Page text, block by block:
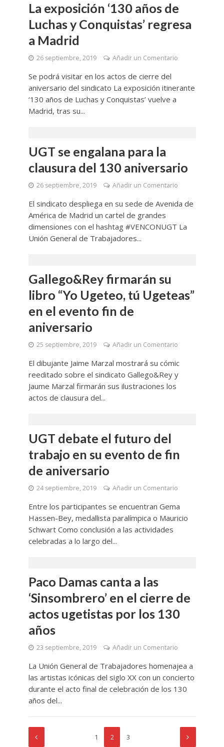
La exposición ‘130 años de
Luchas y Conquistas’ regresa
a Madrid
26 septiembre, 2019 Añadir un Comentario
Se podrá visitar en los actos de cierre del
aniversario del sindicato La exposición itinerante
‘130 años de Luchas y Conquistas’ vuelve a
Madrid, tras su...
UGT se engalana para la
clausura del 130 aniversario
26 septiembre, 2019 Añadir un Comentario
El sindicato despliega en su sede de Avenida de
América de Madrid un cartel de grandes
dimensiones con el hashtag #VENCONUGT La
Unión General de Trabajadores...
Gallego&Rey firmarán su
libro “Yo Ugeteo, tú Ugeteas”
en el evento fin de
aniversario
25 septiembre, 2019 Añadir un Comentario
El dibujante Jaime Marzal mostrará su cómic
reeditado sobre el sindicato Gallego&Rey y
Jaume Marzal firmarán sus ilustraciones los
actos de clausura del...
UGT debate el futuro del
trabajo en su evento de fin
de aniversario
24 septiembre, 2019 Añadir un Comentario
Entre los participantes se encuentran Gema
Hassen-Bey, medallista paralímpica o Mauricio
Schwart Como conclusión a las actividades
celebradas a lo largo del...
Paco Damas canta a las
‘Sinsombrero’ en el cierre de
actos ugetistas por los 130
años
23 septiembre, 2019 Añadir un Comentario
La Unión General de Trabajadores homenajea a
las artistas icónicas del siglo XX con un concierto
durante el acto final de celebración de los 130
años del...
1 2 3